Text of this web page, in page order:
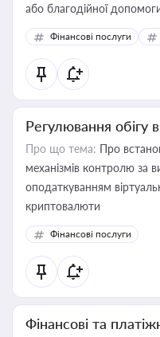
або благодійної
Фінансові послуги
Регулювання обігу
Про що тема: Про
механізмів контролю за
оподаткуванням
криптовалюти
Фінансові послуги
Фінансові та